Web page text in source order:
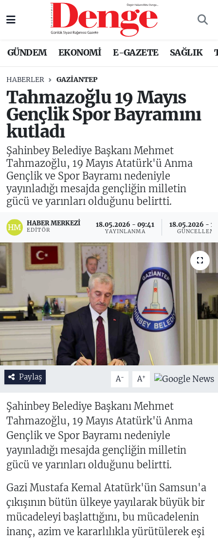
GÜNDEM EKONOMİ E-GAZETE SAĞLIK
HABERLER GAZIANTEP
Tahmazoğlu 19 Mayıs
Gençlik Spor Bayramını
kutladı
Şahinbey Belediye Başkanı Mehmet
Tahmazoğlu, 19 Mayıs Atatürk'ü Anma
Gençlik ve Spor Bayramı nedeniyle
yayınladığı mesajda gençliğin milletin
gücü ve yarınları olduğunu belirtti.
HABER MERKEZI
EDITÖR
18.05.2026 - 09:41
YAYINLANMA
18.05.2026 -
Paylaş A- A+
Şahinbey Belediye Başkanı Mehmet
Tahmazoğlu, 19 Mayıs Atatürk'ü Anma
Gençlik ve Spor Bayramı nedeniyle
yayınladığı mesajda gençliğin milletin
gücü ve yarınları olduğunu belirtti.
Gazi Mustafa Kemal Atatürk'ün Samsun'a
çıkışının bütün ülkeye yayılarak büyük bir
mücadeleyi başlattığını, bu mücadelenin
inanç, azim ve kararlılıkla yürütülerek eşi
Nöbetçi Eczaneler
Trafik Durumu
Süper Lig Puan Durumu ve Fikstür
Tüm Manşetler
Son Dakika Haberleri
Haber Arşivi